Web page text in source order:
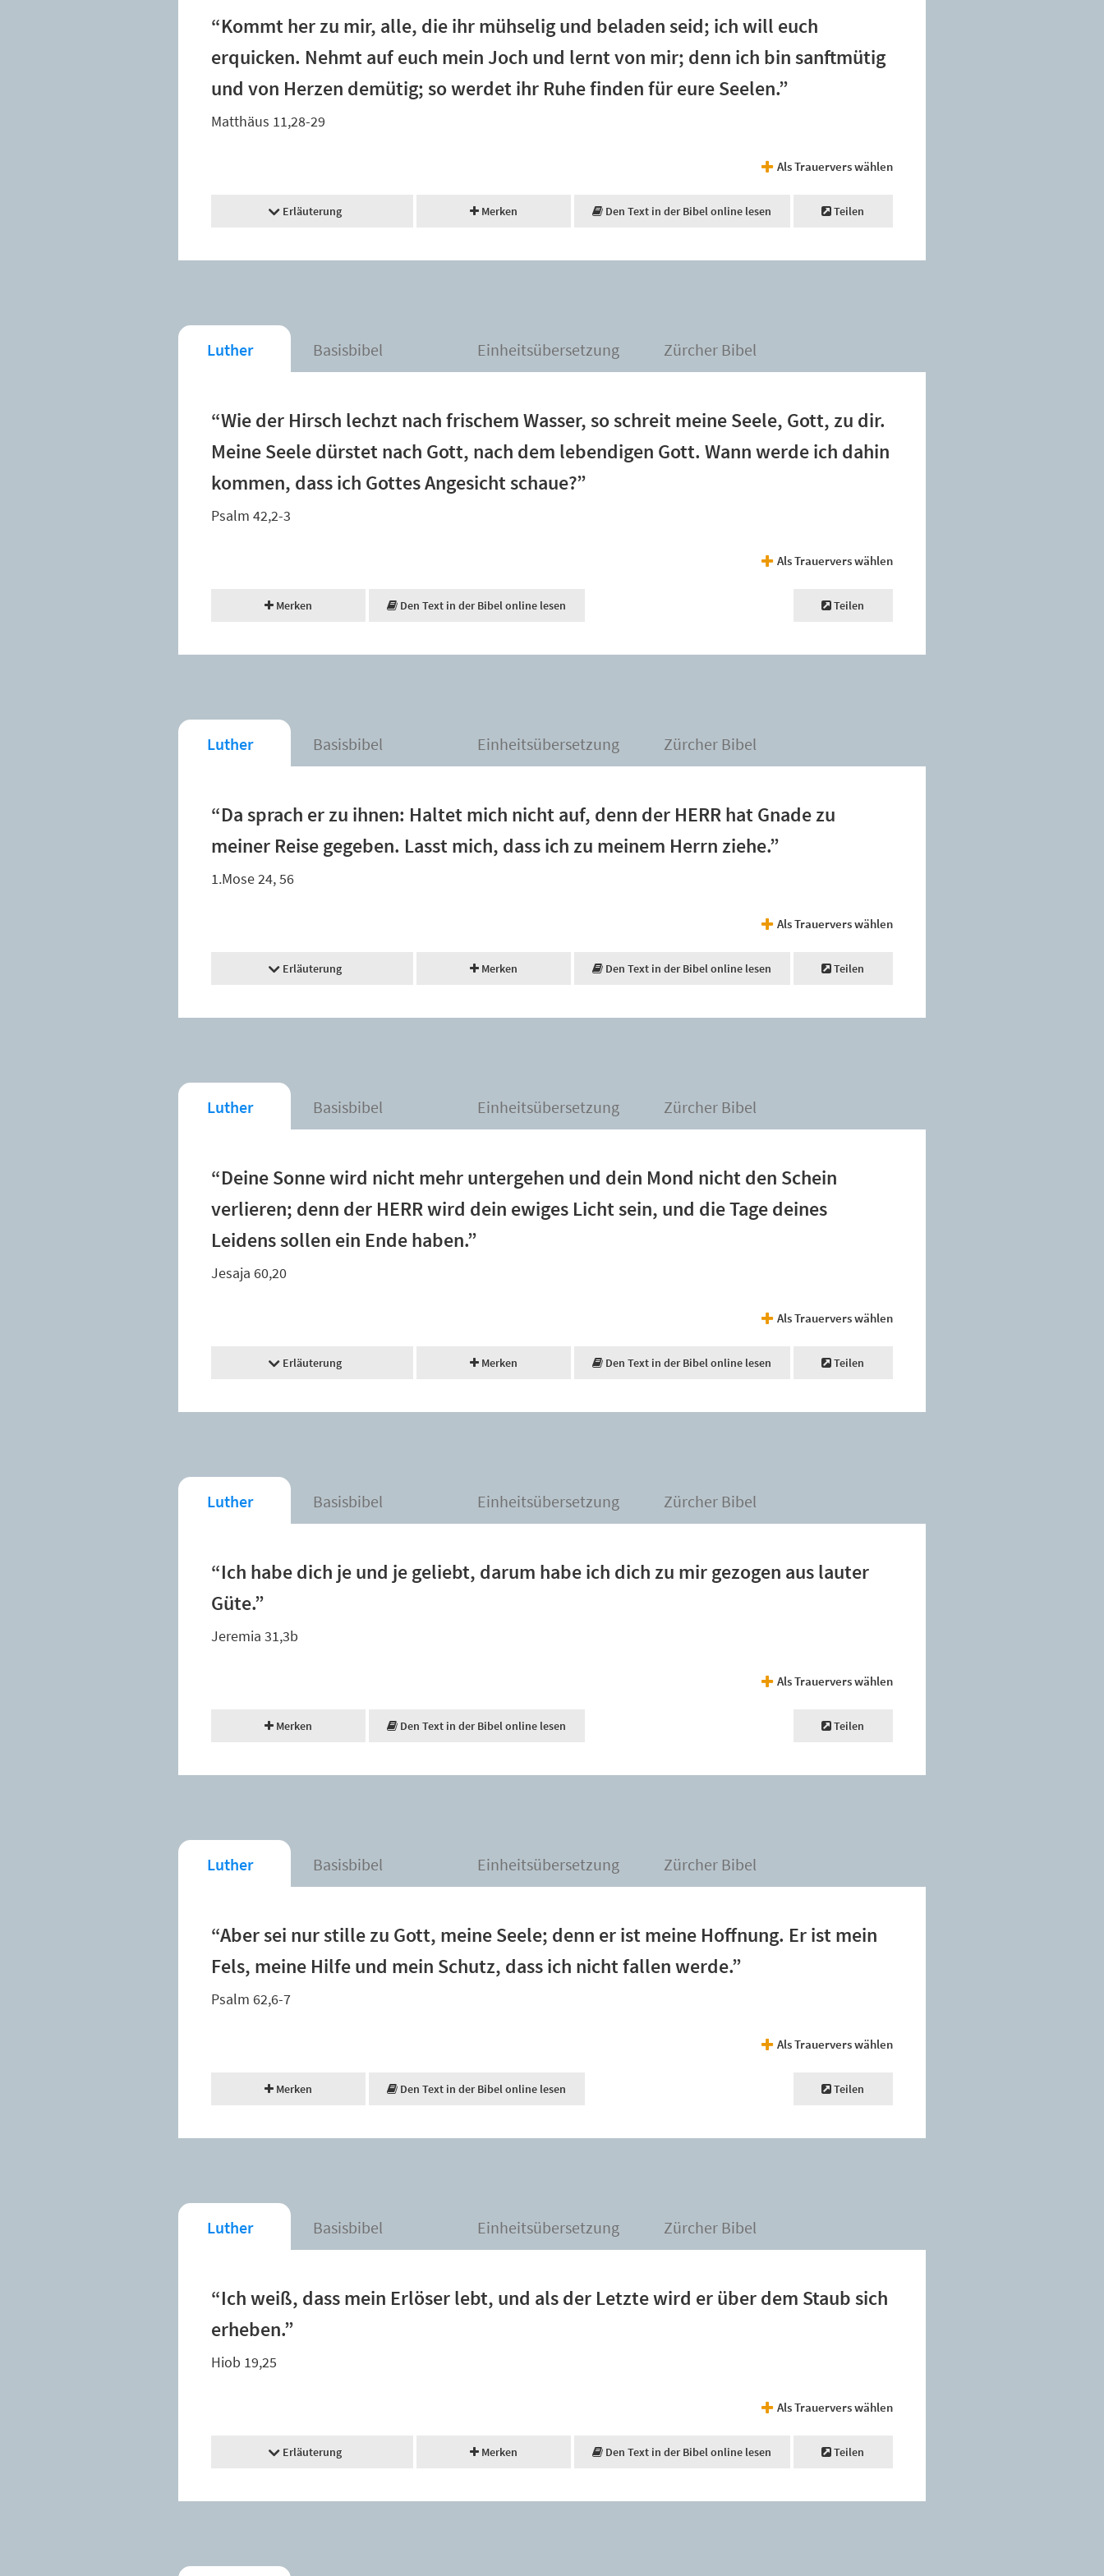
“Kommt her zu mir, alle, die ihr mühselig und beladen seid; ich will euch
erquicken. Nehmt auf euch mein Joch und lernt von mir; denn ich bin sanftmütig
und von Herzen demütig; so werdet ihr Ruhe finden für eure Seelen.”
Matthäus 11,28-29
Als Trauervers wählen
Erläuterung Merken Den Text in der Bibel online lesen Teilen
Luther Basisbibel Einheitsübersetzung Zürcher Bibel
“Wie der Hirsch lechzt nach frischem Wasser, so schreit meine Seele, Gott, zu dir.
Meine Seele dürstet nach Gott, nach dem lebendigen Gott. Wann werde ich dahin
kommen, dass ich Gottes Angesicht schaue?”
Psalm 42,2-3
Als Trauervers wählen
Merken Den Text in der Bibel online lesen Teilen
Luther Basisbibel Einheitsübersetzung Zürcher Bibel
“Da sprach er zu ihnen: Haltet mich nicht auf, denn der HERR hat Gnade zu
meiner Reise gegeben. Lasst mich, dass ich zu meinem Herrn ziehe.”
1.Mose 24, 56
Als Trauervers wählen
Erläuterung Merken Den Text in der Bibel online lesen Teilen
Luther Basisbibel Einheitsübersetzung Zürcher Bibel
“Deine Sonne wird nicht mehr untergehen und dein Mond nicht den Schein
verlieren; denn der HERR wird dein ewiges Licht sein, und die Tage deines
Leidens sollen ein Ende haben.”
Jesaja 60,20
Als Trauervers wählen
Erläuterung Merken Den Text in der Bibel online lesen Teilen
Luther Basisbibel Einheitsübersetzung Zürcher Bibel
“Ich habe dich je und je geliebt, darum habe ich dich zu mir gezogen aus lauter
Güte.”
Jeremia 31,3b
Als Trauervers wählen
Merken Den Text in der Bibel online lesen Teilen
Luther Basisbibel Einheitsübersetzung Zürcher Bibel
“Aber sei nur stille zu Gott, meine Seele; denn er ist meine Hoffnung. Er ist mein
Fels, meine Hilfe und mein Schutz, dass ich nicht fallen werde.”
Psalm 62,6-7
Als Trauervers wählen
Merken Den Text in der Bibel online lesen Teilen
Luther Basisbibel Einheitsübersetzung Zürcher Bibel
“Ich weiß, dass mein Erlöser lebt, und als der Letzte wird er über dem Staub sich
erheben.”
Hiob 19,25
Als Trauervers wählen
Erläuterung Merken Den Text in der Bibel online lesen Teilen